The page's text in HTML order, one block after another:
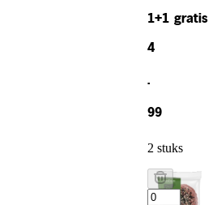
1+1 gratis
4
.
99
2 stuks